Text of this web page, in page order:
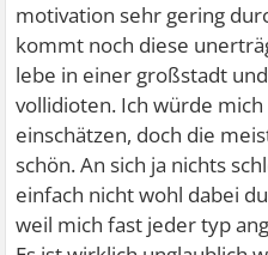
motivation sehr gering
kommt noch diese
lebe in einer großstadt
vollidioten. Ich würde
einschätzen, doch die
schön. An sich ja nichts
einfach nicht wohl dabei
weil mich fast jeder typ